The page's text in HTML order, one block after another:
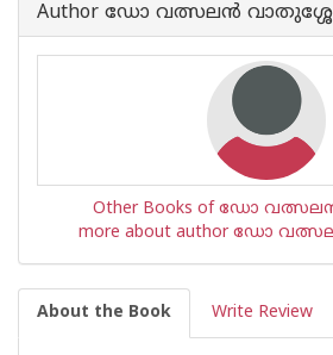
Author ഡോ വത്സലന്‍
Other Books of ഡോ
more about author ഡോ
About the Book Write Review